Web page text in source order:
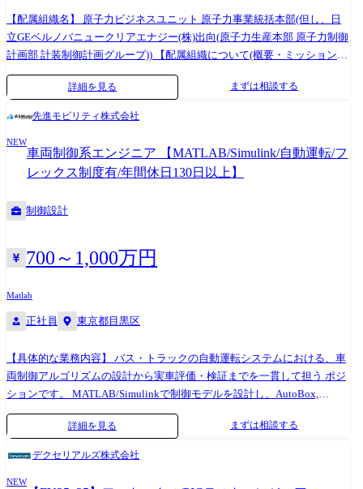
Redshift/BigQuery/Cloud Spanner/Cloud Firestore ●インフラ / プラットフ
ォーム -Google Cloud(Cloud Run/App Engine/Cloud Functions/Cloud
Tasks/GKE など) -AWS(EC2/ECS/Fargate/Lambda/S3/SQS/Kinesis/Athena な
ど) -Azure(App Service/Functions/Service Bus/Cosmos DB など) -Cloudflare
●コンテナ・IaC・構成管理 -Docker/Kubernetes/GKE Autopilot -
Terraform(HCP Terraform)/Ansible/Chef/Bicep/Packer ●CI/CD・テスト -
用・監視 -Datadog/Grafana/New Relic/Zabbix -Cloud Monitoring/Cloud
Logging/Cloud Trace -Splunk/Fluentd/Application Insights/Opsgenie/Sentry
●その他(ソースコード管理・コミュニケーション・デザイン連携etc) -
針によって変更になる可能性があります。
【配属組織名】 原子力ビジネスユニット 原子力事業統括本部(但し、日
立GEベルノバニュークリアエナジー(株)出向(原子力生産本部 原子力制御
計画部 計装制御計画グループ)) 【配属組織について(概要・ミッション
等)】 日立GEベルノバは、日立GEベルノバニュークリアエナジー株式会
社の略称です。 発電過程でCO2を排出することがない原子力発電は、地
は、国内外の原子力発電プラントの再稼働・建設を推進しており、新型
炉開発にも取り組んでいます。 計装制御計画グループは原子力発電所を
稼働するために必要な計装制御系の計画を取り纏めているグループで、
かしプラントのシミュレータやIT製品の開発・設計にも取り組んでいま
ラインの取り纏めとして業務を推進できることを期待しています。 御自
身のこれまでの技術的経験を活かしながら、自ら考え、社内外関係者と
わる事業・ビジネス・サービス・製品など】 沸騰水型原子力発電プラン
プラントシミュレータやIT製品の計画・設計等 【職務詳細】 プラントシ
ミュレータや原子力IT製品の計画・設計・製作 【働く環境】 ・20代から
60代までを含む30~40名程度、明るくコミュニケーション能力の高いメ
ンバーで構成されています (経験者採用入社者もおり、1ユニット10名以
下で、ご入社後も安心して業務に取り組んでいただけるサポート体制が
ご相談も可能です。) ※上記内容は、募集開始時点の内容であり、入社後
詳細を見る まずは相談する
先進モビリティ株式会社
NEW
車両制御系エンジニア 【MATLAB/Simulink/自動運転/フ
レックス制度有/年間休日130日以上】
制御設計
700～1,000万円
Matlab
正社員 東京都目黒区
【具体的な業務内容】 バス・トラックの自動運転システムにおける、車
両制御アルゴリズムの設計から実車評価・検証までを一貫して担う ポジ
ションです。 MATLAB/Simulinkで制御モデルを設計し、AutoBox,
MicroAutoBox IIIを用いて机上および実際の車両上でリアルタイムに動か
して評価・検証することが、このポジションの主な業務です。 全国各地
の実証実験現場にも出向き、路線・天候・車両特性に応じたパラメータ
Works社製)を使った車両制御アルゴリズムの設計・モデル化(MIL評価) ・
詳細を見る まずは相談する
デクセリアルズ株式会社
NEW